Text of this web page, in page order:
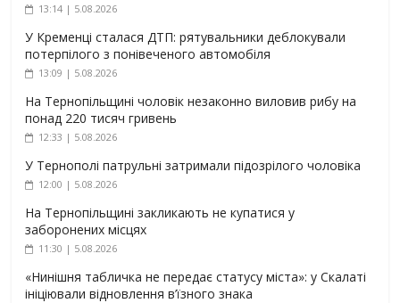
13:14 | 5.08.2026
У Кременці сталася ДТП: рятувальники деблокували
потерпілого з понівеченого автомобіля
13:09 | 5.08.2026
На Тернопільщині чоловік незаконно виловив рибу на
понад 220 тисяч гривень
12:33 | 5.08.2026
У Тернополі патрульні затримали підозрілого чоловіка
12:00 | 5.08.2026
На Тернопільщині закликають не купатися у
заборонених місцях
11:30 | 5.08.2026
«Нинішня табличка не передає статусу міста»: у Скалаті
ініціювали відновлення в’їзного знака